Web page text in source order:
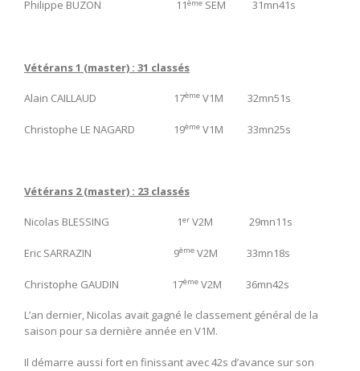
Philippe BUZON 11ème SEM 31mn41s
Vétérans 1 (master) : 31 classés
Alain CAILLAUD 17ème V1M 32mn51s
Christophe LE NAGARD 19ème V1M 33mn25s
Vétérans 2 (master) : 23 classés
Nicolas BLESSING 1er V2M 29mn11s
Eric SARRAZIN 9ème V2M 33mn18s
Christophe GAUDIN 17ème V2M 36mn42s
L’an dernier, Nicolas avait gagné le classement général de la
saison pour sa dernière année en V1M.
Il démarre aussi fort en finissant avec 42s d’avance sur son